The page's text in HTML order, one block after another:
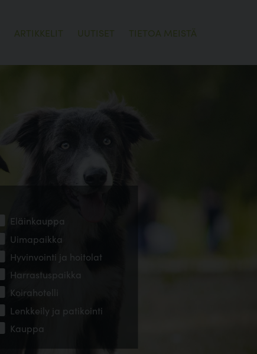
ARTIKKELIT UUTISET TIETOA MEISTÄ
Eläinkauppa
Uimapaikka
Hyvinvointi ja hoitolat
Harrastuspaikka
Koirahotelli
Lenkkeily ja patikointi
Kauppa